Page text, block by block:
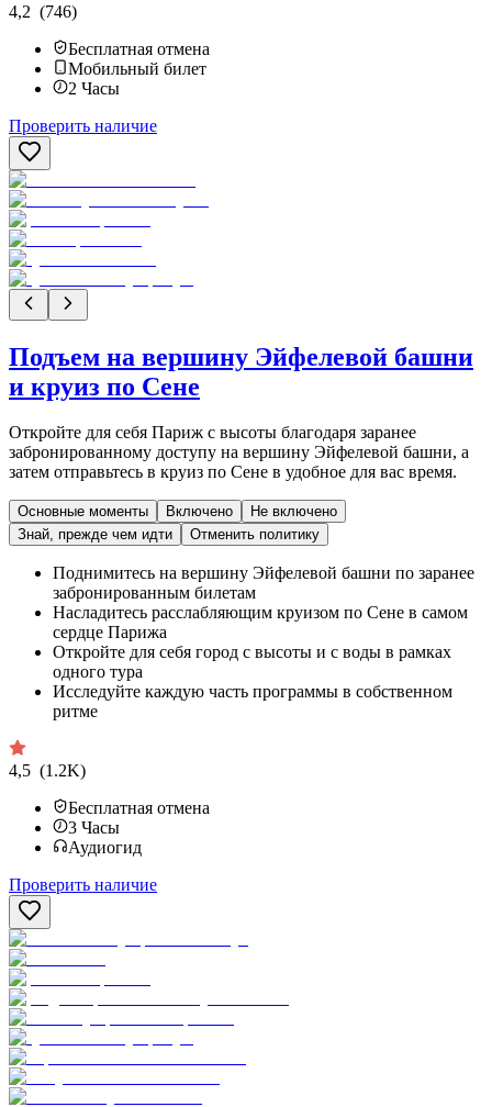
4,2 (746)
Бесплатная отмена
Мобильный билет
2 Часы
Проверить наличие
Подъем на вершину Эйфелевой башни
и круиз по Сене
Откройте для себя Париж с высоты благодаря заранее
забронированному доступу на вершину Эйфелевой башни, а
затем отправьтесь в круиз по Сене в удобное для вас время.
Основные моменты Включено
Не включено
Знай, прежде чем идти
Отменить политику
Поднимитесь на вершину Эйфелевой башни по заранее
забронированным билетам
Насладитесь расслабляющим круизом по Сене в самом
сердце Парижа
Откройте для себя город с высоты и с воды в рамках
одного тура
Исследуйте каждую часть программы в собственном
ритме
4,5 (1.2K)
Бесплатная отмена
3 Часы
Аудиогид
Проверить наличие